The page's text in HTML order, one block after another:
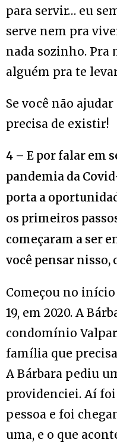
para servir… eu
serve nem pra
nada sozinho. Pra
alguém pra te
Se você não
precisa de existir!
4 – E por falar em
pandemia da
porta a
os primeiros
começaram a ser
você pensar nisso,
Começou no
19, em 2020. A
condomínio
família que
A Bárbara pediu
providenciei. Aí
pessoa e foi
uma, e o que